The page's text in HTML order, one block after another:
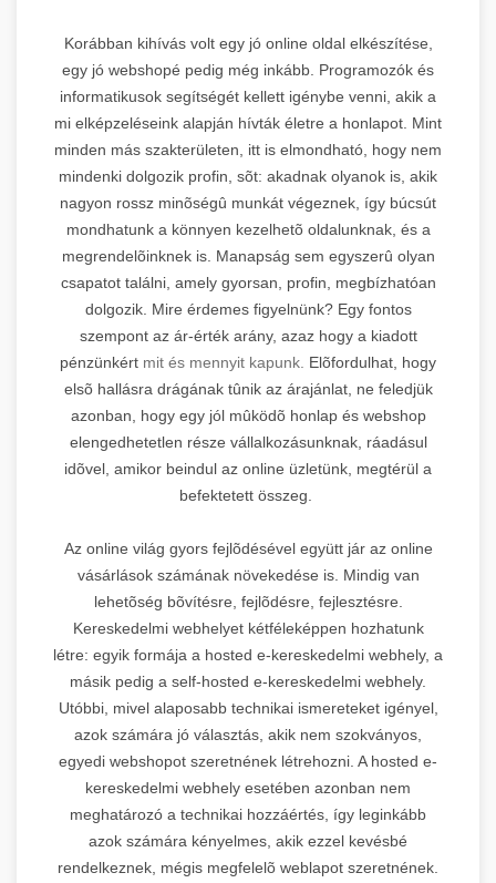
Korábban kihívás volt egy jó online oldal elkészítése,
egy jó webshopé pedig még inkább. Programozók és
informatikusok segítségét kellett igénybe venni, akik a
mi elképzeléseink alapján hívták életre a honlapot. Mint
minden más szakterületen, itt is elmondható, hogy nem
mindenki dolgozik profin, sõt: akadnak olyanok is, akik
nagyon rossz minõségû munkát végeznek, így búcsút
mondhatunk a könnyen kezelhetõ oldalunknak, és a
megrendelõinknek is. Manapság sem egyszerû olyan
csapatot találni, amely gyorsan, profin, megbízhatóan
dolgozik. Mire érdemes figyelnünk? Egy fontos
szempont az ár-érték arány, azaz hogy a kiadott
pénzünkért mit és mennyit kapunk. Elõfordulhat, hogy
elsõ hallásra drágának tûnik az árajánlat, ne feledjük
azonban, hogy egy jól mûködõ honlap és webshop
elengedhetetlen része vállalkozásunknak, ráadásul
idõvel, amikor beindul az online üzletünk, megtérül a
befektetett összeg.
Az online világ gyors fejlõdésével együtt jár az online
vásárlások számának növekedése is. Mindig van
lehetõség bõvítésre, fejlõdésre, fejlesztésre.
Kereskedelmi webhelyet kétféleképpen hozhatunk
létre: egyik formája a hosted e-kereskedelmi webhely, a
másik pedig a self-hosted e-kereskedelmi webhely.
Utóbbi, mivel alaposabb technikai ismereteket igényel,
azok számára jó választás, akik nem szokványos,
egyedi webshopot szeretnének létrehozni. A hosted e-
kereskedelmi webhely esetében azonban nem
meghatározó a technikai hozzáértés, így leginkább
azok számára kényelmes, akik ezzel kevésbé
rendelkeznek, mégis megfelelõ weblapot szeretnének.